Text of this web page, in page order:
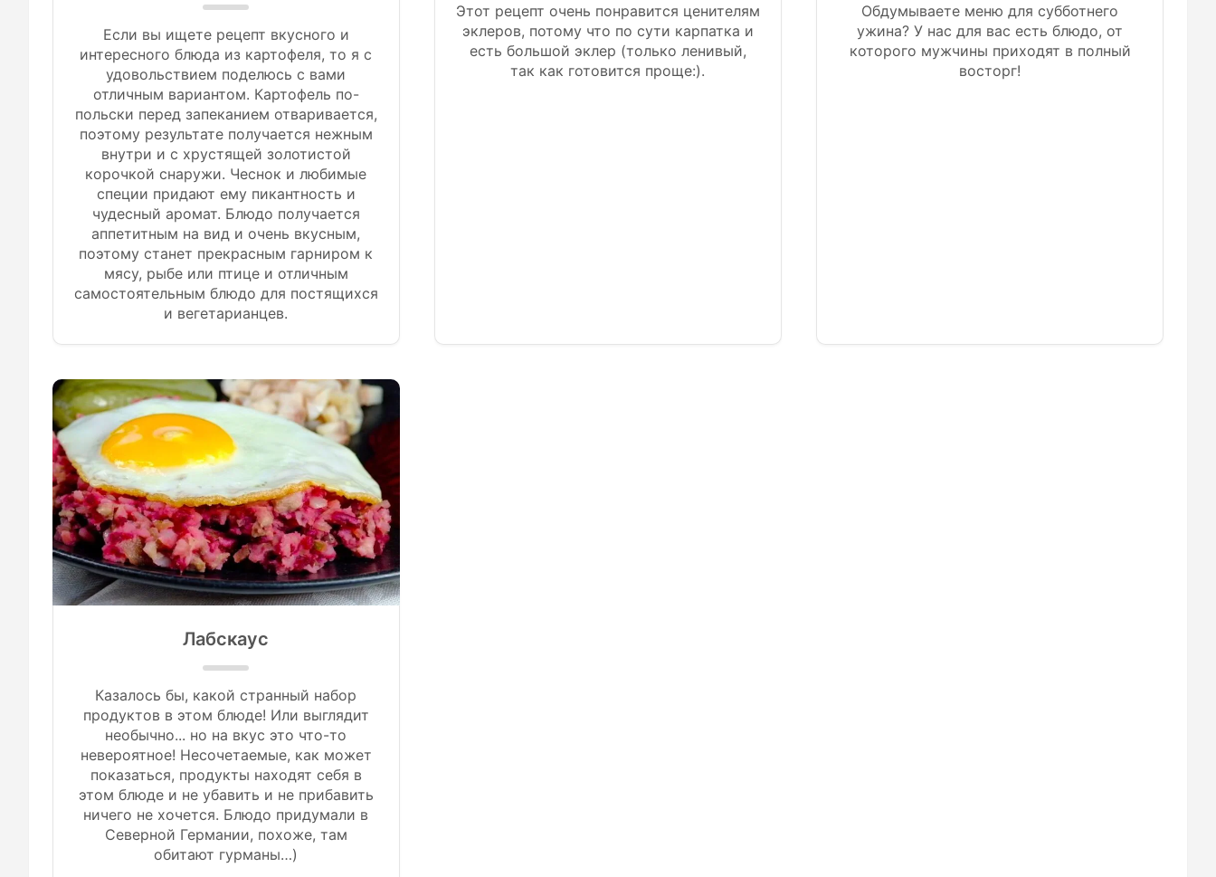
Если вы ищете рецепт вкусного и
интересного блюда из картофеля, то я с
удовольствием поделюсь с вами
отличным вариантом. Картофель по-
польски перед запеканием отваривается,
поэтому результате получается нежным
внутри и с хрустящей золотистой
корочкой снаружи. Чеснок и любимые
специи придают ему пикантность и
чудесный аромат. Блюдо получается
аппетитным на вид и очень вкусным,
поэтому станет прекрасным гарниром к
мясу, рыбе или птице и отличным
самостоятельным блюдо для постящихся
и вегетарианцев.
Этот рецепт очень понравится ценителям
эклеров, потому что по сути карпатка и
есть большой эклер (только ленивый,
так как готовится проще:).
Обдумываете меню для субботнего
ужина? У нас для вас есть блюдо, от
которого мужчины приходят в полный
восторг!
Лабскаус
Казалось бы, какой странный набор
продуктов в этом блюде! Или выглядит
необычно... но на вкус это что-то
невероятное! Несочетаемые, как может
показаться, продукты находят себя в
этом блюде и не убавить и не прибавить
ничего не хочется. Блюдо придумали в
Северной Германии, похоже, там
обитают гурманы…)